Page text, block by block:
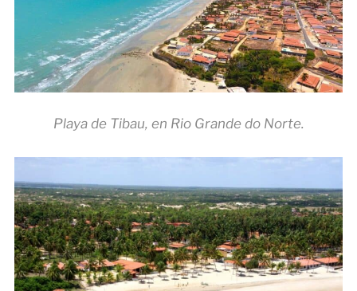
Playa de Tibau, en Rio Grande do Norte.